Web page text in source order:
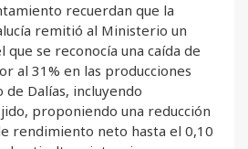
recuerdan que la
remitió al Ministerio un
se reconocía una caída de
al 31% en las producciones
Dalías, incluyendo
proponiendo una reducción
rendimiento neto hasta el 0,10